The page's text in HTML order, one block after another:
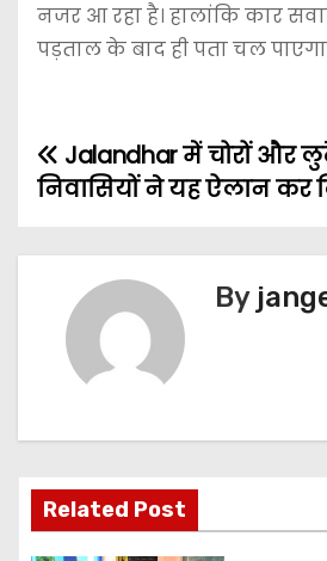
नजर आ रहा है। हालांकि कार
पड़ताल के बाद ही पता चल
Jalandhar में चोरों और
निवासियों ने यह ऐलान कर
By
Related Post